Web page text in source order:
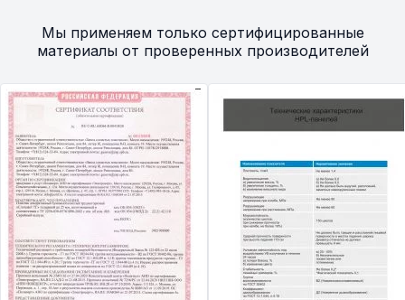
Мы применяем только сертифицированные
материалы от проверенных производителей